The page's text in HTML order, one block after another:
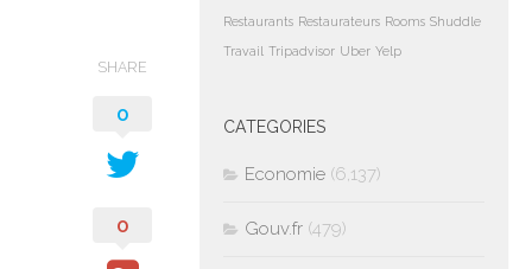
SHARE
0
0
Restaurants Restaurateurs Rooms Shuddle
Travail Tripadvisor Uber Yelp
CATEGORIES
Economie (6,137)
Gouv.fr (479)